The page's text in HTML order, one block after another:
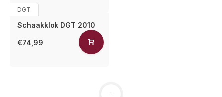
DGT
Schaakklok DGT 2010
€74,99
1